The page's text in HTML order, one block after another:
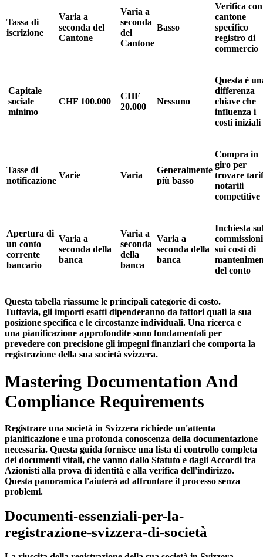
Tassa di
iscrizione
Varia a
seconda del
Cantone
Varia a
seconda
del
Cantone
Basso
Verifica
cantone
specifico
registro di
commercio
Capitale
sociale
minimo
CHF 100.000
CHF
20.000
Nessuno
Questa è
differenza
chiave che
influenza i
costi iniziali
Tasse di
notificazione
Varie Varia
Generalmente
più basso
Compra in
giro per
trovare
notarili
competitive
Apertura di
un conto
corrente
bancario
Varia a
seconda della
banca
Varia a
seconda
della
banca
Varia a
seconda della
banca
Inchiesta
sui costi di
del conto
Questa tabella riassume le principali categorie di costo.
Tuttavia, gli importi esatti dipenderanno da fattori quali la sua
posizione specifica e le circostanze individuali. Una ricerca e
una pianificazione approfondite sono fondamentali per
prevedere con precisione gli impegni finanziari che comporta la
registrazione della sua società svizzera.
Mastering Documentation And
Compliance Requirements
Registrare una società in Svizzera richiede un'attenta
pianificazione e una profonda conoscenza della documentazione
necessaria. Questa guida fornisce una lista di controllo completa
dei documenti vitali, che vanno dallo Statuto e dagli Accordi tra
Azionisti alla prova di identità e alla verifica dell'indirizzo.
Questa panoramica l'aiuterà ad affrontare il processo senza
problemi.
Documenti-essenziali-per-la-
registrazione-svizzera-di-società